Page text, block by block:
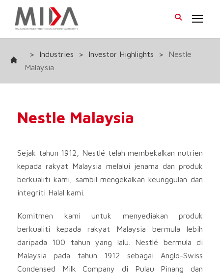
> Industries > Investor Highlights >
Nestle
Malaysia
Nestle Malaysia
Sejak tahun 1912, Nestlé telah membekalkan nutrien
kepada rakyat Malaysia melalui jenama dan produk
berkualiti kami, sambil mengekalkan keunggulan dan
integriti Halal kami.
Komitmen kami untuk menyediakan produk
berkualiti kepada rakyat Malaysia bermula lebih
daripada 100 tahun yang lalu. Nestlé bermula di
Malaysia pada tahun 1912 sebagai Anglo-Swiss
Condensed Milk Company di Pulau Pinang dan